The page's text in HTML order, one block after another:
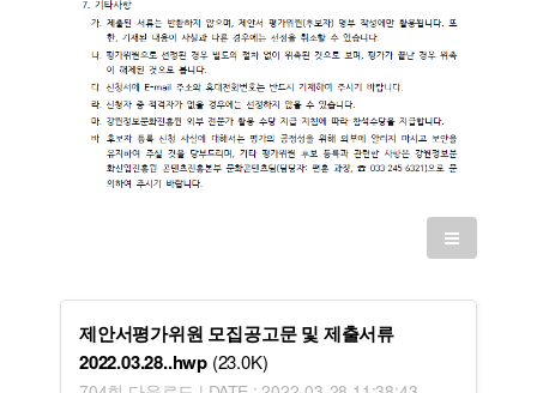
제안서평가위원 모집공고문 및 제출서류
2022.03.28..hwp (23.0K)